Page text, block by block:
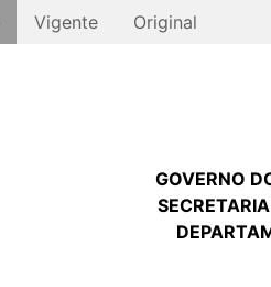
Vigente Original
GOVERNO